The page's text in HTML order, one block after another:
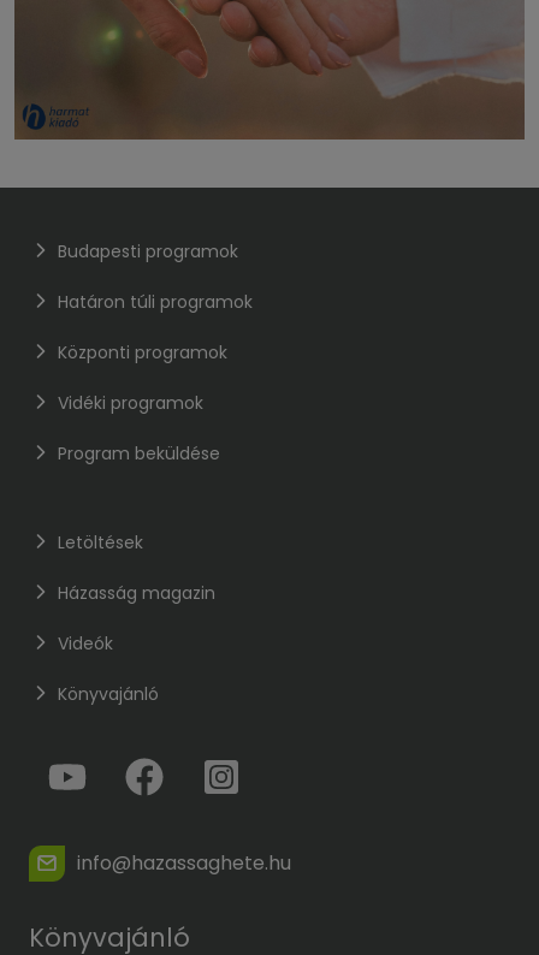
Budapesti programok
Határon túli programok
Központi programok
Vidéki programok
Program beküldése
Letöltések
Házasság magazin
Videók
Könyvajánló
info@hazassaghete.hu
Könyvajánló